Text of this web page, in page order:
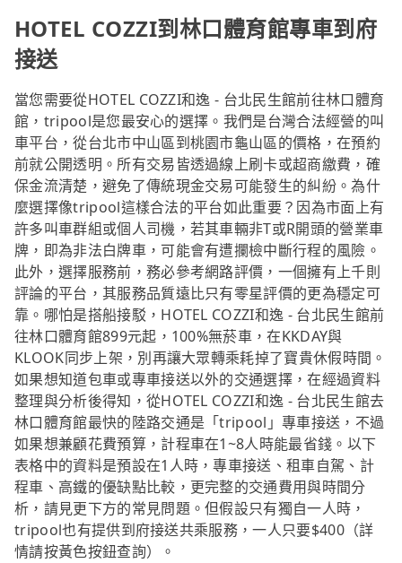
HOTEL COZZI到林口體育館專車到府
接送
當您需要從HOTEL COZZI和逸 - 台北民生館前往林口體育
館，tripool是您最安心的選擇。我們是台灣合法經營的叫
車平台，從台北市中山區到桃園市龜山區的價格，在預約
前就公開透明。所有交易皆透過線上刷卡或超商繳費，確
保金流清楚，避免了傳統現金交易可能發生的糾紛。為什
麼選擇像tripool這樣合法的平台如此重要？因為市面上有
許多叫車群組或個人司機，若其車輛非T或R開頭的營業車
牌，即為非法白牌車，可能會有遭攔檢中斷行程的風險。
此外，選擇服務前，務必參考網路評價，一個擁有上千則
評論的平台，其服務品質遠比只有零星評價的更為穩定可
靠。哪怕是搭船接駁，HOTEL COZZI和逸 - 台北民生館前
往林口體育館899元起，100%無菸車，在KKDAY與
KLOOK同步上架，別再讓大眾轉乘耗掉了寶貴休假時間。
如果想知道包車或專車接送以外的交通選擇，在經過資料
整理與分析後得知，從HOTEL COZZI和逸 - 台北民生館去
林口體育館最快的陸路交通是「tripool」專車接送，不過
如果想兼顧花費預算，計程車在1~8人時能最省錢。以下
表格中的資料是預設在1人時，專車接送、租車自駕、計
程車、高鐵的優缺點比較，更完整的交通費用與時間分
析，請見更下方的常見問題。但假設只有獨自一人時，
tripool也有提供到府接送共乘服務，一人只要$400（詳
情請按黃色按鈕查詢）。